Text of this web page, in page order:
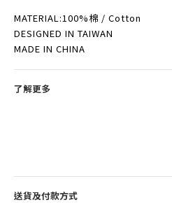
MATERIAL:100%棉 / Cotton
DESIGNED IN TAIWAN
MADE IN CHINA
了解更多
送貨及付款方式